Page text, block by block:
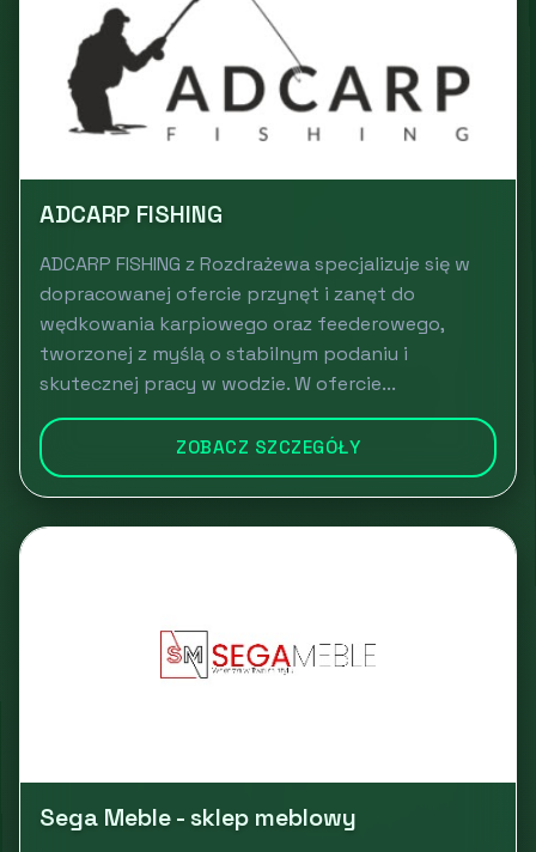
ADCARP FISHING
ADCARP FISHING z Rozdrażewa specjalizuje się w
dopracowanej ofercie przynęt i zanęt do
wędkowania karpiowego oraz feederowego,
tworzonej z myślą o stabilnym podaniu i
skutecznej pracy w wodzie. W ofercie...
ZOBACZ SZCZEGÓŁY
Sega Meble - sklep meblowy